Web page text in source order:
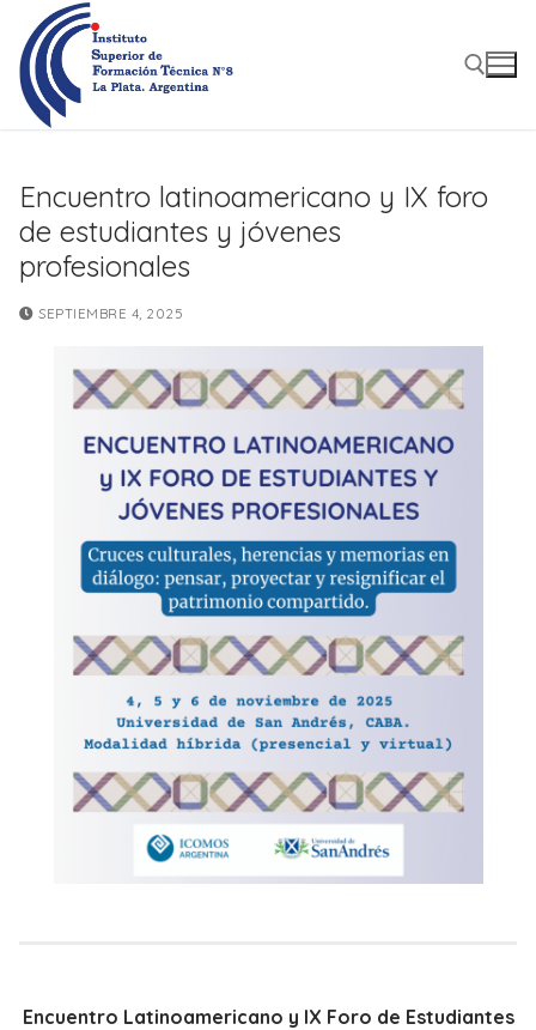
contenido
Encuentro latinoamericano y IX foro
de estudiantes y jóvenes
profesionales
SEPTIEMBRE 4, 2025
Encuentro Latinoamericano y IX Foro de Estudiantes